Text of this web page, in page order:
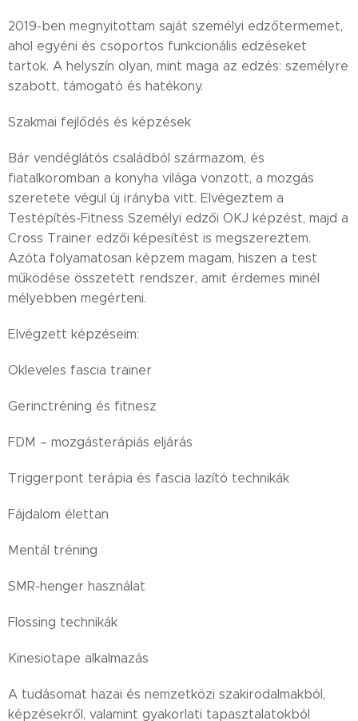
2019-ben megnyitottam saját személyi edzőtermemet,
ahol egyéni és csoportos funkcionális edzéseket
tartok. A helyszín olyan, mint maga az edzés: személyre
szabott, támogató és hatékony.
Szakmai fejlődés és képzések
Bár vendéglátós családból származom, és
fiatalkoromban a konyha világa vonzott, a mozgás
szeretete végül új irányba vitt. Elvégeztem a
Testépítés-Fitness Személyi edzői OKJ képzést, majd a
Cross Trainer edzői képesítést is megszereztem.
Azóta folyamatosan képzem magam, hiszen a test
működése összetett rendszer, amit érdemes minél
mélyebben megérteni.
Elvégzett képzéseim:
Okleveles fascia trainer
Gerinctréning és fitnesz
FDM – mozgásterápiás eljárás
Triggerpont terápia és fascia lazító technikák
Fájdalom élettan
Mentál tréning
SMR-henger használat
Flossing technikák
Kinesiotape alkalmazás
A tudásomat hazai és nemzetközi szakirodalmakból,
képzésekről, valamint gyakorlati tapasztalatokból